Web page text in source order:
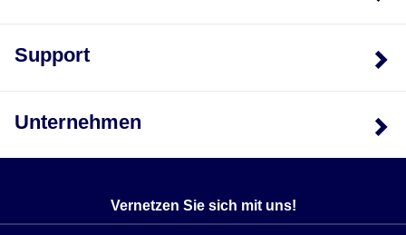
Support
Unternehmen
Vernetzen Sie sich mit uns!